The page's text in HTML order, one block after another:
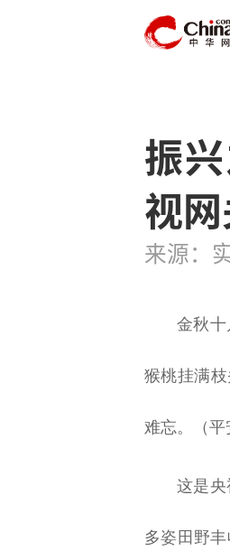
振
视网
来源：
金秋
猴桃挂满
难忘。（平
这是央
多姿田野